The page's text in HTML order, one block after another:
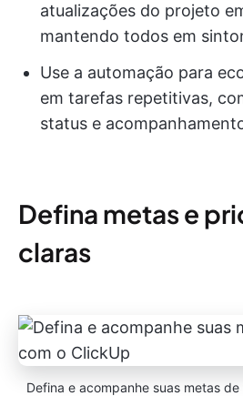
atualizações do projeto
mantendo todos em
Use a automação para
em tarefas repetitivas,
status e
Defina metas e
claras
Defina e acompanhe suas metas